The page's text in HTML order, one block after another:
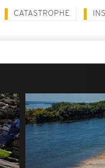
CATASTROPHE